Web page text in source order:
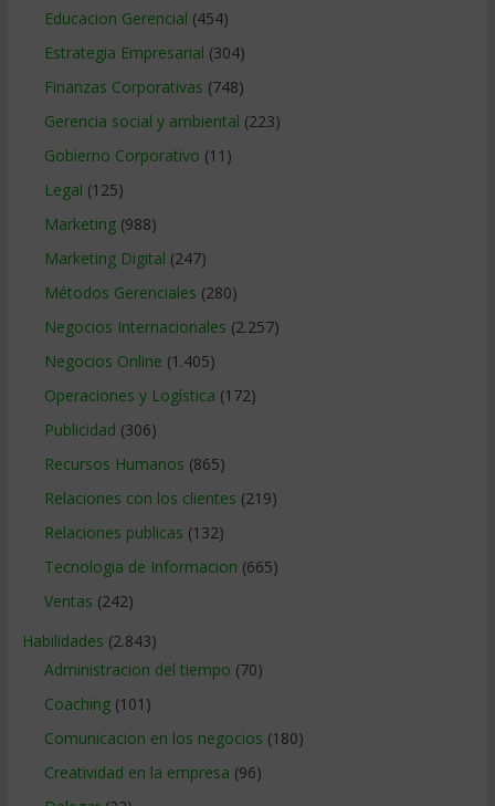
Educacion Gerencial (454)
Estrategia Empresarial (304)
Finanzas Corporativas (748)
Gerencia social y ambiental (223)
Gobierno Corporativo (11)
Legal (125)
Marketing(988)
Marketing Digital (247)
Métodos Gerenciales (280)
Negocios Internacionales (2.257)
Negocios Online (1.405)
Operaciones y Logística (172)
Publicidad (306)
Recursos Humanos (865)
Relaciones con los clientes (219)
Relaciones publicas (132)
Tecnologia de Informacion (665)
Ventas (242)
Habilidades (2.843)
Administracion del tiempo (70)
Coaching(101)
Comunicacion en los negocios (180)
Creatividad en la empresa (96)